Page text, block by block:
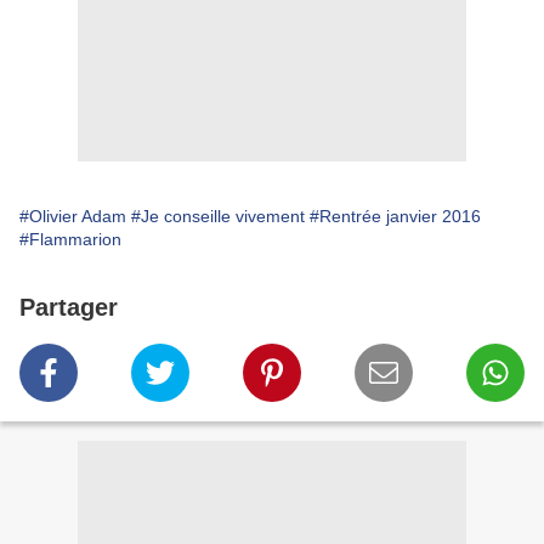
#Olivier Adam #Je conseille vivement #Rentrée janvier 2016
#Flammarion
Partager